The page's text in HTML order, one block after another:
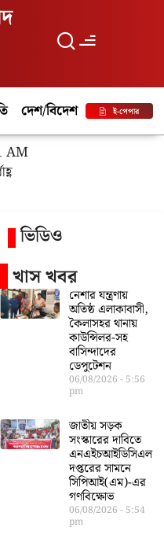
দেশ/বিদেশ পর্যটনই-পেপার
AM
ভিডিও
খাস খবর
নেশার যন্ত্রণায়
অতিষ্ঠ এলাকাবাসী,
কৈলাসহর থানায়
কাউন্সিলর-সহ
বাসিন্দাদের
ডেপুটেশন
06/08/2026 5:56
pm
জাতীয় সড়ক
সংস্কারের দাবিতে
এনএইচআইডিসিএল
দপ্তরের সামনে
সিপিআই(এম)-এর
গণবিক্ষোভ
06/08/2026 5:54
pm